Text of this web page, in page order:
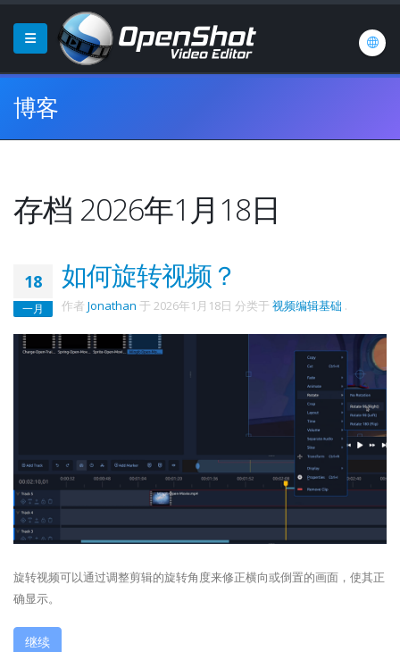
博客
存档 2026年1月18日
18
一月
如何旋转视频？
作者 Jonathan 于 2026年1月18日 分类于 视频编辑基础 .
旋转视频可以通过调整剪辑的旋转角度来修正横向或倒置的画面，使其正
确显示。
继续